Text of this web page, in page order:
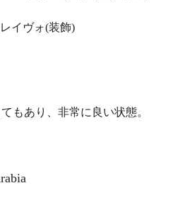
イヴォ(装飾)
もあり、非常に良い状態。